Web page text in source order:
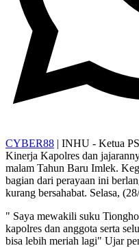
CYBER88 | INHU - Ketua
Kinerja Kapolres dan
malam Tahun Baru Imlek.
bagian dari perayaan ini
kurang bersahabat. Selasa,
" Saya mewakili suku
kapolres dan anggota serta
bisa lebih meriah lagi" Ujar